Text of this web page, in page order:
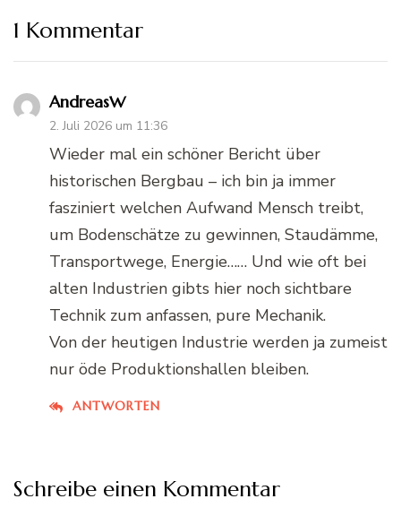
1 Kommentar
AndreasW
2. Juli 2026 um 11:36
ANTWORTEN
Wieder mal ein schöner Bericht über
historischen Bergbau – ich bin ja immer
fasziniert welchen Aufwand Mensch treibt,
um Bodenschätze zu gewinnen, Staudämme,
Transportwege, Energie…… Und wie oft bei
alten Industrien gibts hier noch sichtbare
Technik zum anfassen, pure Mechanik.
Von der heutigen Industrie werden ja zumeist
nur öde Produktionshallen bleiben.
Schreibe einen Kommentar